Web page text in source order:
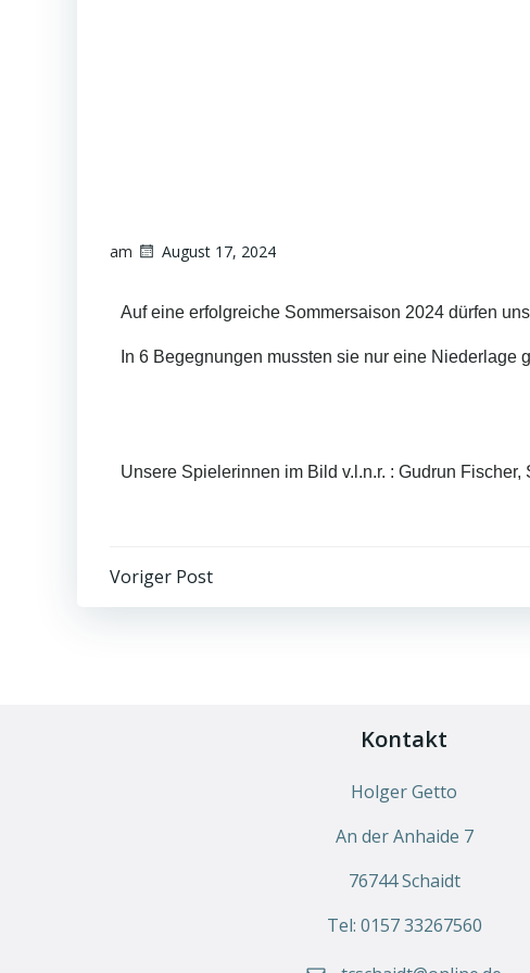
am August 17, 2024
Auf eine erfolgreiche Sommersaison 2024 dürfen
In 6 Begegnungen mussten sie nur eine Niederlage
Unsere Spielerinnen im Bild v.l.n.r. : Gudrun
Voriger Post
Kontakt
Holger Getto
An der Anhaide 7
76744 Schaidt
Tel: 0157 33267560